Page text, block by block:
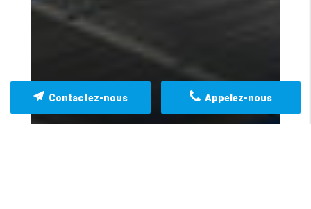
Appelez-nous
Contactez-nous